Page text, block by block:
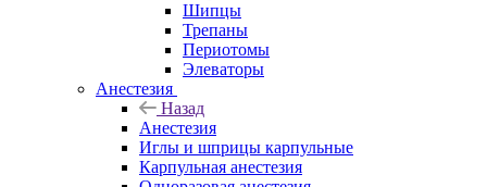
Шипцы
Трепаны
Периотомы
Элеваторы
Анестезия
Назад
Анестезия
Иглы и шприцы карпульные
Карпульная анестезия